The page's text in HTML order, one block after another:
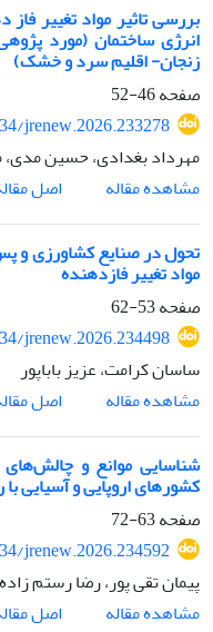
بررسی تاثیر مواد تغییر
انرژی ساختمان (مورد
زنجان- اقلیم سرد و خشک)
صفحه46-52
jrenew.2026.233278
مهرداد بغدادی، حسین مدی،
مشاهده مقاله
اصل
تحول در صنایع کشاورزی و
مواد تغییر فازدهنده
صفحه53-62
jrenew.2026.234498
ساسان کرامت، عزیز باباپور
مشاهده مقاله
اصل
شناسایی موانع و
کشورهای اروپایی و آسیایی
صفحه63-72
jrenew.2026.234592
پیمان تقی پور، رضا رستم
مشاهده مقاله
اصل